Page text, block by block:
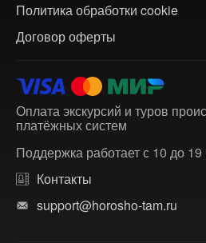
Политика обработки cookie
Договор оферты
Оплата экскурсий и туров
платёжных систем
Поддержка работает с 10 до
Контакты
support@horosho-tam.ru